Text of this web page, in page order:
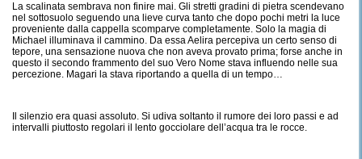
La scalinata sembrava non finire mai. Gli stretti gradini di pietra scendevano
nel sottosuolo seguendo una lieve curva tanto che dopo pochi metri la luce
proveniente dalla cappella scomparve completamente. Solo la magia di
Michael illuminava il cammino. Da essa Aelira percepiva un certo senso di
tepore, una sensazione nuova che non aveva provato prima; forse anche in
questo il secondo frammento del suo Vero Nome stava influendo nelle sua
percezione. Magari la stava riportando a quella di un tempo…
Il silenzio era quasi assoluto. Si udiva soltanto il rumore dei loro passi e ad
intervalli piuttosto regolari il lento gocciolare dell’acqua tra le rocce.